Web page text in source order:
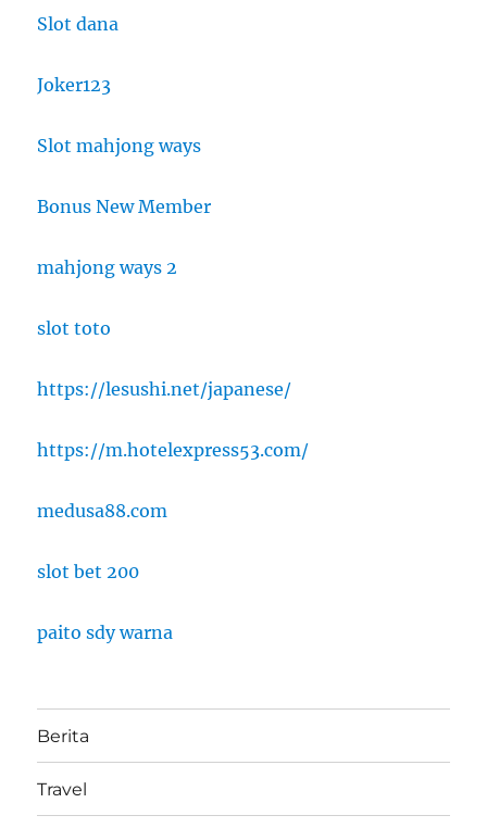
Slot dana
Joker123
Slot mahjong ways
Bonus New Member
mahjong ways 2
slot toto
https://lesushi.net/japanese/
https://m.hotelexpress53.com/
medusa88.com
slot bet 200
paito sdy warna
Berita
Travel